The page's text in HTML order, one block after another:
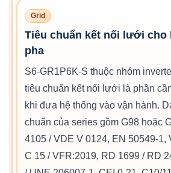
Grid
Tiêu chuẩn kết nối lưới cho
pha
S6-GR1P6K-S thuộc nhóm
tiêu chuẩn kết nối lưới là phần
khi đưa hệ thống vào vận hành.
chuẩn của series gồm G98 hoặc
4105 / VDE V 0124, EN 50549-1,
C 15 / VFR:2019, RD 1699 / RD